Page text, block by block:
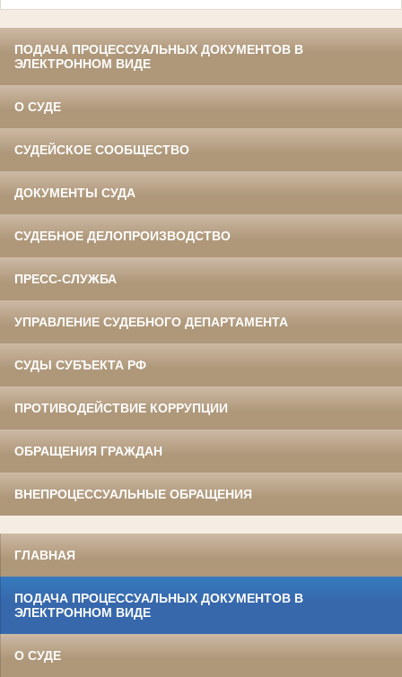
ПОДАЧА ПРОЦЕССУАЛЬНЫХ ДОКУМЕНТОВ В
ЭЛЕКТРОННОМ ВИДЕ
О СУДЕ
СУДЕЙСКОЕ СООБЩЕСТВО
ДОКУМЕНТЫ СУДА
СУДЕБНОЕ ДЕЛОПРОИЗВОДСТВО
ПРЕСС-СЛУЖБА
УПРАВЛЕНИЕ СУДЕБНОГО ДЕПАРТАМЕНТА
СУДЫ СУБЪЕКТА РФ
ПРОТИВОДЕЙСТВИЕ КОРРУПЦИИ
ОБРАЩЕНИЯ ГРАЖДАН
ВНЕПРОЦЕССУАЛЬНЫЕ ОБРАЩЕНИЯ
ГЛАВНАЯ
ПОДАЧА ПРОЦЕССУАЛЬНЫХ ДОКУМЕНТОВ В
ЭЛЕКТРОННОМ ВИДЕ
О СУДЕ